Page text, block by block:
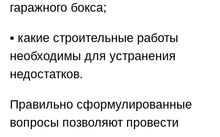
гаражного бокса;
▪️ какие строительные работы
необходимы для устранения
недостатков.
Правильно сформулированные
вопросы позволяют провести